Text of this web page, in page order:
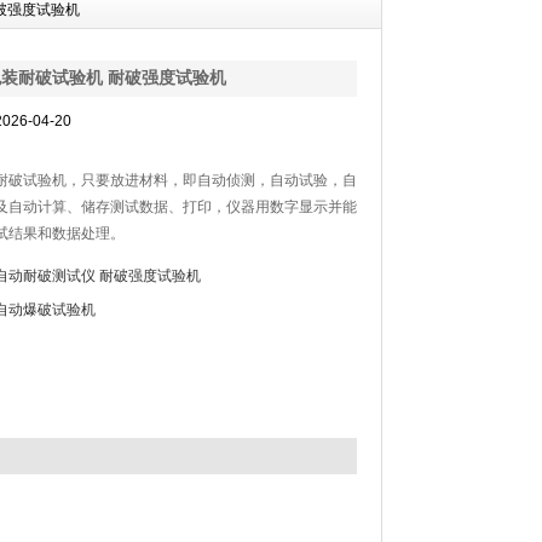
强度试验机
耐破试验机 耐破强度试验机
04-20
破试验机，只要放进材料，即自动侦测，自动试验，自
自动计算、储存测试数据、打印，仪器用数字显示并能
结果和数据处理。
动耐破测试仪 耐破强度试验机
动爆破试验机